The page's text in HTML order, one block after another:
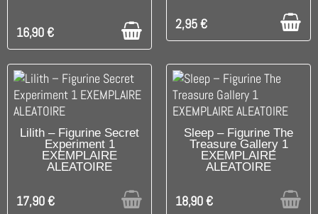
16,90 € 2,95 €
RUPTURE DE STOCK
Lilith – Figurine Secret
Experiment 1
EXEMPLAIRE
ALEATOIRE
17,90 €
RUPTURE DE STOCK
Sleep – Figurine The
Treasure Gallery 1
EXEMPLAIRE
ALEATOIRE
18,90 €